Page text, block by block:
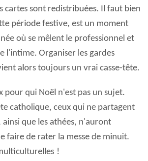
cartes sont redistribuées. Il faut bien
période festive, est un moment
où se mêlent le professionnel et
l'intime. Organiser les gardes
alors toujours un vrai casse-tête.
pour qui Noël n'est pas un sujet.
catholique, ceux qui ne partagent
ainsi que les athées, n'auront
faire de rater la messe de minuit.
!